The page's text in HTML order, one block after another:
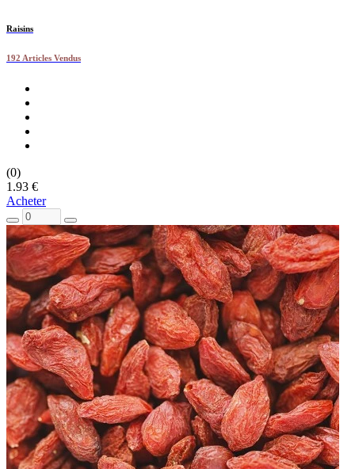
Raisins
192 Articles Vendus
(0)
1.93 €
Acheter